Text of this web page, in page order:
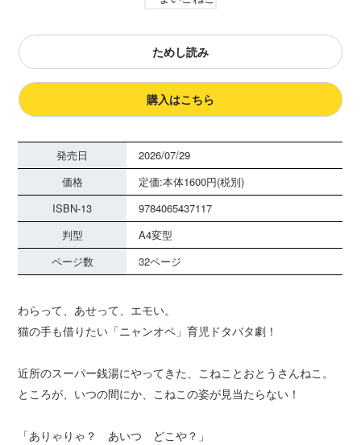
ためし読み
購入はこちら
発売日
2026/07/29
価格
定価:本体1600円(税別)
ISBN-13
9784065437117
判型
A4変型
ページ数
32ページ
わらって、あせって、エモい。
猫の手も借りたい「ニャンオペ」育児ドタバタ劇！
近所のスーパー銭湯にやってきた、こねことおとうさんねこ。
ところが、いつの間にか、こねこの姿が見当たらない！
「ありゃりゃ？ あいつ どこや？」